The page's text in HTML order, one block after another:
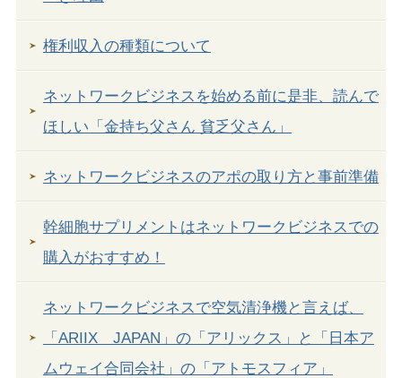
権利収入の種類について
ネットワークビジネスを始める前に是非、読んで
ほしい「金持ち父さん 貧乏父さん」
ネットワークビジネスのアポの取り方と事前準備
幹細胞サプリメントはネットワークビジネスでの
購入がおすすめ！
ネットワークビジネスで空気清浄機と言えば、
「ARIIX JAPAN」の「アリックス」と「日本ア
ムウェイ合同会社」の「アトモスフィア」